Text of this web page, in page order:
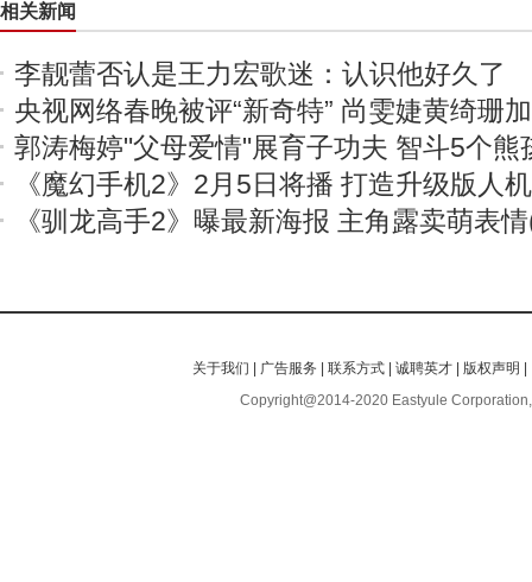
相关新闻
李靓蕾否认是王力宏歌迷：认识他好久了
央视网络春晚被评“新奇特” 尚雯婕黄绮珊
郭涛梅婷"父母爱情"展育子功夫 智斗5个熊
《魔幻手机2》2月5日将播 打造升级版人
《驯龙高手2》曝最新海报 主角露卖萌表
关于我们 广告服务 |联系方式 |诚聘英才 版权声明
Copyright@2014-2020 Eastyule